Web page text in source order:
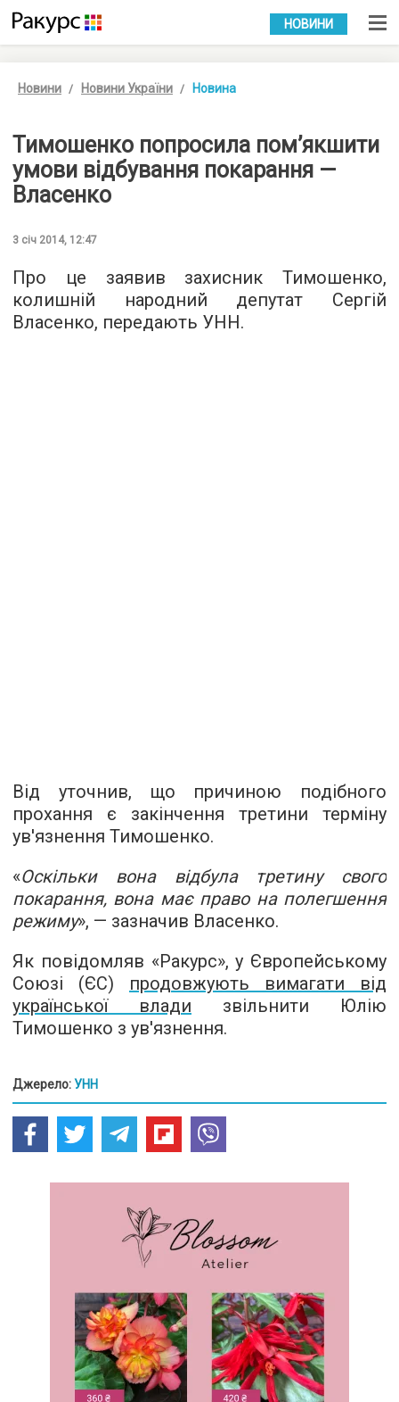
УКР РУС
НОВИНИ
Новини Новини України Новина
Тимошенко попросила пом’якшити
умови відбування покарання —
Власенко
3 січ 2014, 12:47
Про це заявив захисник Тимошенко,
колишній народний депутат Сергій
Власенко, передають УНН.
Від уточнив, що причиною подібного
прохання є закінчення третини терміну
ув'язнення Тимошенко.
«Оскільки вона відбула третину свого
покарання, вона має право на полегшення
режиму», — зазначив Власенко.
Як повідомляв «Ракурс», у Європейському
Союзі (ЄС) продовжують вимагати від
української влади звільнити Юлію
Тимошенко з ув'язнення.
Джерело: УНН